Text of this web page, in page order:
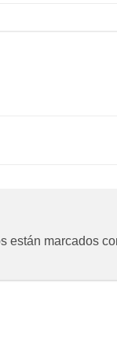
están marcados